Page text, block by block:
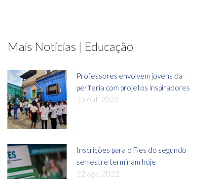
Mais Notícias | Educação
Professores envolvem jovens da
periferia com projetos inspiradores
15 out, 2022
Inscrições para o Fies do segundo
semestre terminam hoje
12 ago, 2022